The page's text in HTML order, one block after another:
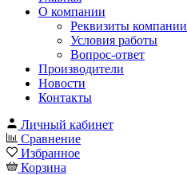
О компании
Реквизиты компании
Условия работы
Вопрос-ответ
Производители
Новости
Контакты
Личный кабинет
Сравнение
Избранное
Корзина